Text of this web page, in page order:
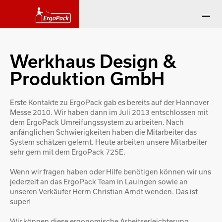
Werkhaus Design &
Produktion GmbH
Erste Kontakte zu ErgoPack gab es bereits auf der Hannover
Messe 2010. Wir haben dann im Juli 2013 entschlossen mit
dem ErgoPack Umreifungssystem zu arbeiten. Nach
anfänglichen Schwierigkeiten haben die Mitarbeiter das
System schätzen gelernt. Heute arbeiten unsere Mitarbeiter
sehr gern mit dem ErgoPack 725E.
Wenn wir fragen haben oder Hilfe benötigen können wir uns
jederzeit an das ErgoPack Team in Lauingen sowie an
unseren Verkäufer Herrn Christian Arndt wenden. Das ist
super!